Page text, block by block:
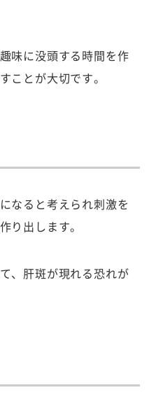
味に没頭する時間を作
ことが大切です。
なると考えられ刺激を
り出します。
、肝斑が現れる恐れが